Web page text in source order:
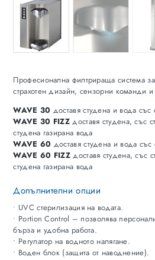
Професионална филтрираща система
страхотен дизайн, сензорни команди
WAVE 30 доставя студена и вода със
WAVE 30 FIZZ доставя студена, със
студена газирана вода
WAVE 60 доставя студена и вода със
WAVE 60 FIZZ доставя студена, със
студена газирана вода
Допълнителни опции
• UVC стерилизация на водата.
• Portion Control – позволява
бърза и удобна работа.
• Регулатор на водното налягане.
• Воден блок (защита от наводнение).